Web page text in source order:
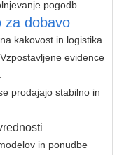
pogodb.
za dobavo
kakovost in logistika
evidence
prodajajo stabilno in
in ponudbe